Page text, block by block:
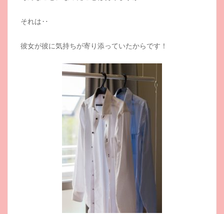
それは‥
彼女が彼に気持ちが寄り添っていたからです！